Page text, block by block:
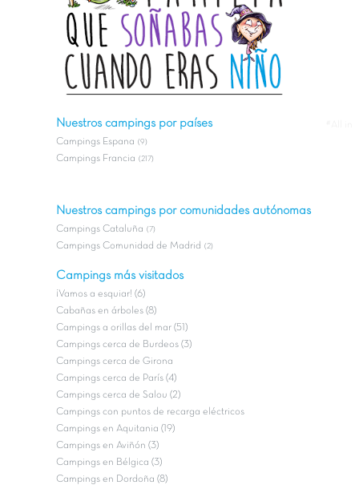
Nuestros campings por países
Campings Espana (9)
Campings Francia (217)
Nuestros campings por comunidades autónomas
Campings Cataluña (7)
Campings Comunidad de Madrid (2)
Campings más visitados
¡Vamos a esquiar! (6)
Cabañas en árboles (8)
Campings a orillas del mar (51)
Campings cerca de Burdeos (3)
Campings cerca de Girona
Campings cerca de París (4)
Campings cerca de Salou (2)
Campings con puntos de recarga eléctricos
Campings en Aquitania (19)
Campings en Aviñón (3)
Campings en Bélgica (3)
Campings en Dordoña (8)